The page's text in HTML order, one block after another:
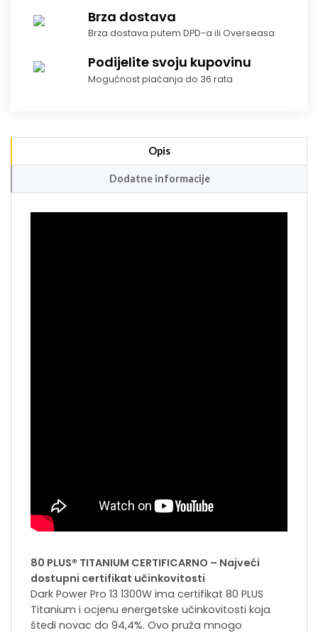
Brza dostava
Brza dostava putem DPD-a ili Overseasa
Podijelite svoju kupovinu
Mogućnost plaćanja do 36 rata
Opis
Dodatne informacije
80 PLUS® TITANIUM CERTIFICARNO – Najveći
dostupni certifikat učinkovitosti
Dark Power Pro 13 1300W ima certifikat 80 PLUS
Titanium i ocjenu energetske učinkovitosti koja
štedi novac do 94,4%. Ovo pruža mnogo